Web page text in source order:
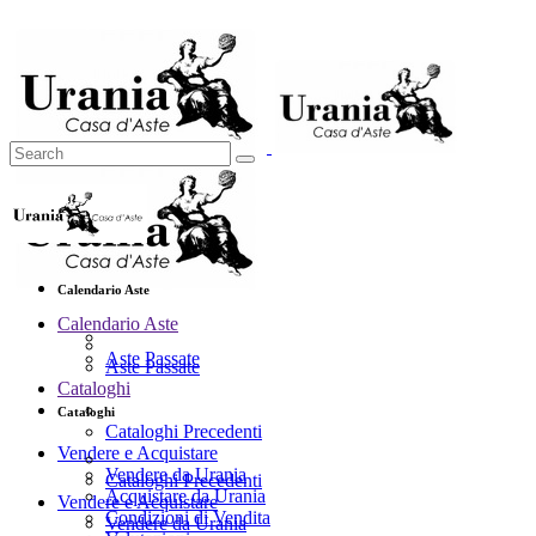
Calendario Aste
Aste Passate
Cataloghi
Cataloghi Precedenti
Vendere e Acquistare
Vendere da Urania
Acquistare da Urania
Condizioni di Vendita
Calendario Aste
Aste Passate
Cataloghi
Cataloghi Precedenti
Vendere e Acquistare
Vendere da Urania